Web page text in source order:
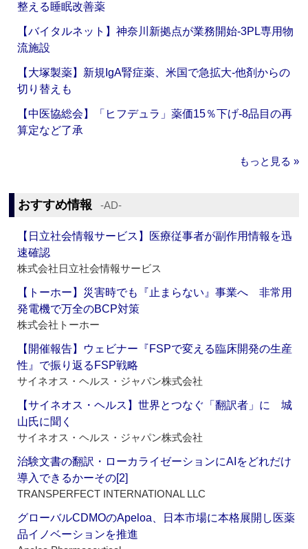
整える睡眠改善薬
【バイタルネット】神奈川新拠点が業務開始‐3PL専用物
流施設
【大塚製薬】新規IgA腎症薬、米国で急拡大‐他剤からの
切り替えも
【中医協総会】「ヒフデュラ」薬価15％下げ‐8品目の再
算定など了承
もっと見る »
おすすめ情報 ‐AD‐
【日立社会情報サービス】医療従事者が副作用情報を迅
速確認
株式会社日立社会情報サービス
【トーホー】災害時でも『止まらない』事業へ 非常用
発電機で万全のBCP対策
株式会社トーホー
【開催報告】ウェビナー『FSPで変える臨床開発の生産
性』で振り返るFSP戦略
サイネオス・ヘルス・ジャパン株式会社
【サイネオス・ヘルス】世界とつなぐ「翻訳者」に 城
山氏に聞く
サイネオス・ヘルス・ジャパン株式会社
治験文書の翻訳・ローカライゼーションにAIをどれだけ
導入できるかーその[2]
TRANSPERFECT INTERNATIONAL LLC
グローバルCDMOのApeloa、日本市場に本格展開し医薬
品イノベーションを推進